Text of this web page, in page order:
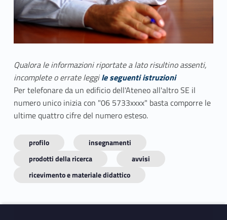
Qualora le informazioni riportate a lato risultino assenti,
incomplete o errate leggile seguenti istruzioni
Per telefonare da un edificio dell'Ateneo all'altro SE il
numero unico inizia con "06 5733xxxx" basta comporre le
ultime quattro cifre del numero esteso.
profilo
insegnamenti
prodotti della ricerca
avvisi
ricevimento e materiale didattico